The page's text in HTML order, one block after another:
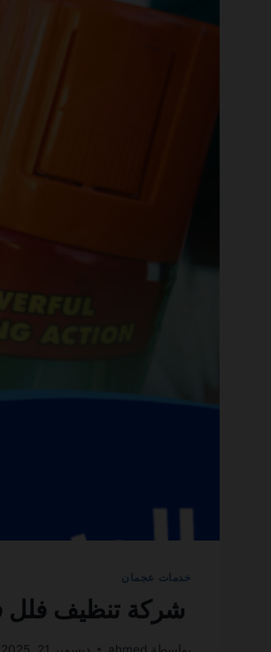
خدمات عجمان
شركة تنظيف فلل في عجمان